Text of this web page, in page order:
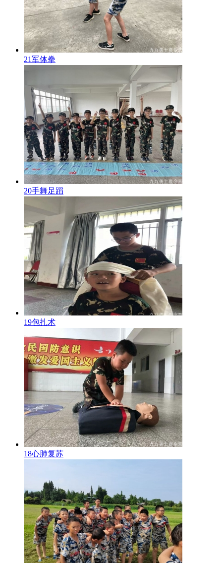
21军体拳
20手舞足蹈
19包扎术
18心肺复苏